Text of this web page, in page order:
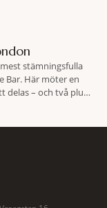
stämningsfulla
Bar. Här möter en
delas – och två plus